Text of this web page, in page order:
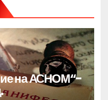
на АСНОМ“-